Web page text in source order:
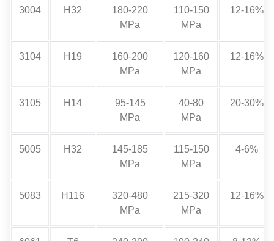
3004 H32
180-220
MPa
110-150
MPa
12-16%
3104 H19
160-200
MPa
120-160
MPa
12-16%
3105 H14
95-145
MPa
40-80
MPa
20-30%
5005 H32
145-185
MPa
115-150
MPa
4-6%
5083 H116
320-480
MPa
215-320
MPa
12-16%